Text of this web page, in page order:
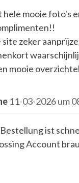
hele mooie foto's
site zeker
mooie
11-03-2026 um
ist
Account